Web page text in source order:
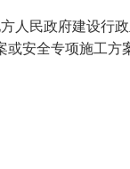
人民政府建设行
安全专项施工方